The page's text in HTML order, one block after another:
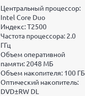
Центральный процессор:
Intel Core Duo
Индекс: T2500
Частота процессора: 2.0
ГГц
Объем оперативной
памяти: 2048 МБ
Объем накопителя: 100 ГБ
Оптический накопитель:
DVD±RW DL